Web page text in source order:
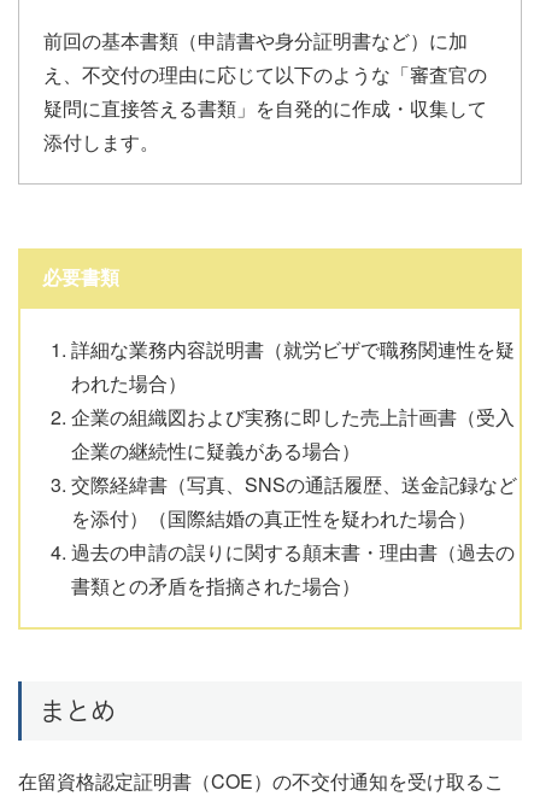
前回の基本書類（申請書や身分証明書など）に加
え、不交付の理由に応じて以下のような「審査官の
疑問に直接答える書類」を自発的に作成・収集して
添付します。
必要書類
詳細な業務内容説明書（就労ビザで職務関連性を疑
われた場合）
企業の組織図および実務に即した売上計画書（受入
企業の継続性に疑義がある場合）
交際経緯書（写真、SNSの通話履歴、送金記録など
を添付）（国際結婚の真正性を疑われた場合）
過去の申請の誤りに関する顛末書・理由書（過去の
書類との矛盾を指摘された場合）
まとめ
在留資格認定証明書（COE）の不交付通知を受け取るこ